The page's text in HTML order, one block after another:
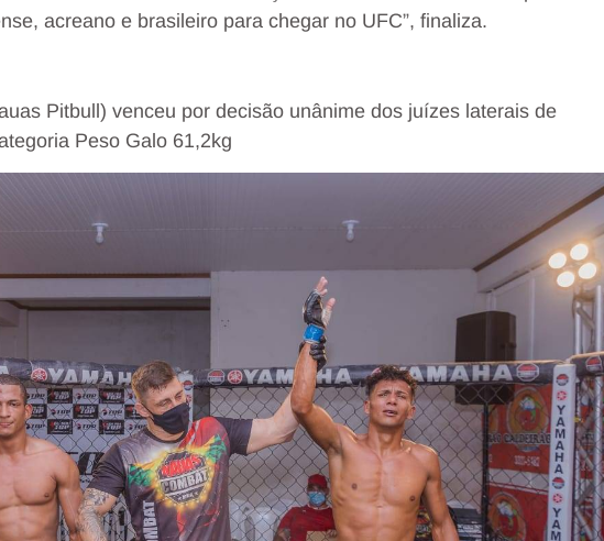
acreano e brasileiro para chegar no UFC”, finaliza.
Pitbull) venceu por decisão unânime dos juízes laterais de
Peso Galo 61,2kg